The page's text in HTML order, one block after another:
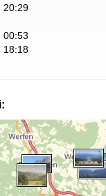
20:29
00:53
18:18